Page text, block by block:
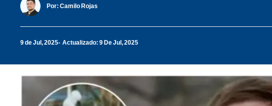
Por: Camilo Rojas
9 de Jul, 2025 Actualizado: 9 De Jul, 2025